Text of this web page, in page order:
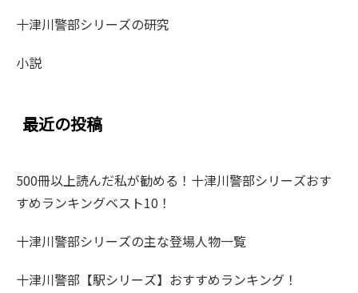
十津川警部シリーズの研究
小説
最近の投稿
500冊以上読んだ私が勧める！十津川警部シリーズおす
すめランキングベスト10！
十津川警部シリーズの主な登場人物一覧
十津川警部【駅シリーズ】おすすめランキング！